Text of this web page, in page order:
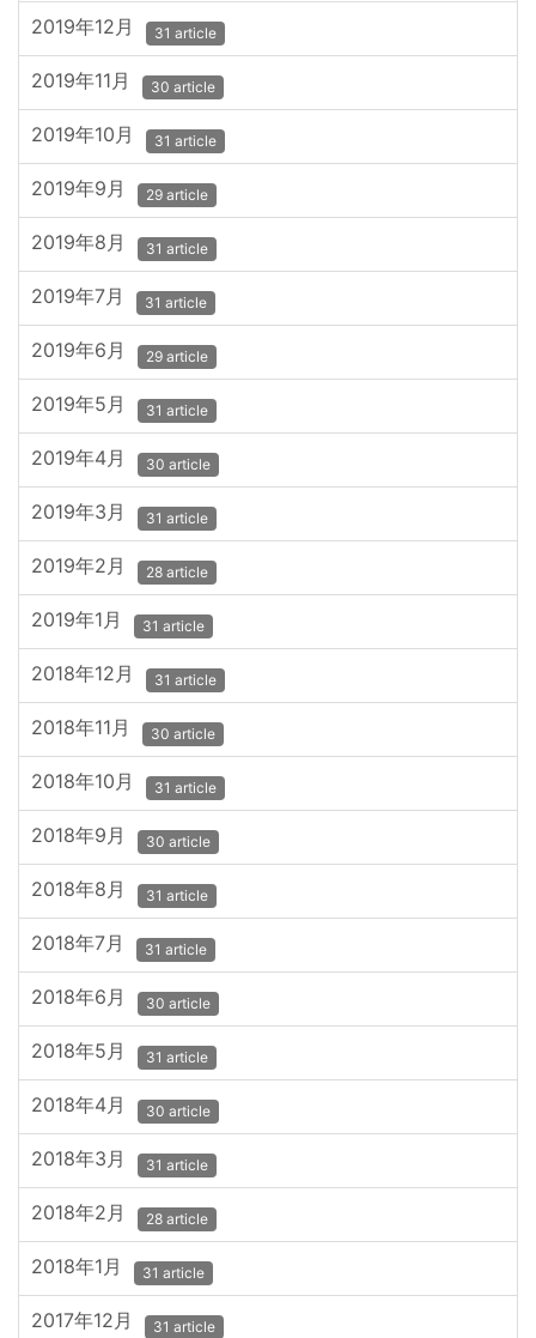
2019年12月 31 article
2019年11月 30 article
2019年10月 31 article
2019年9月 29 article
2019年8月 31 article
2019年7月 31 article
2019年6月 29 article
2019年5月 31 article
2019年4月 30 article
2019年3月 31 article
2019年2月 28 article
2019年1月 31 article
2018年12月 31 article
2018年11月 30 article
2018年10月 31 article
2018年9月 30 article
2018年8月 31 article
2018年7月 31 article
2018年6月 30 article
2018年5月 31 article
2018年4月 30 article
2018年3月 31 article
2018年2月 28 article
2018年1月 31 article
2017年12月 31 article